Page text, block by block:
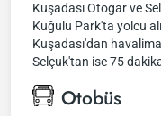
Kuşadası Otogar ve
Kuğulu Park'ta yolcu
Kuşadası'dan
Selçuk'tan ise 75
Otobüs